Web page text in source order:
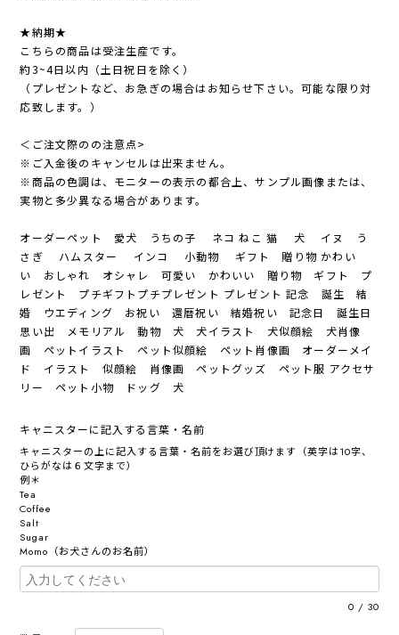
★納期★
こちらの商品は受注生産です。
約3~4日以内（土日祝日を除く）
（プレゼントなど、お急ぎの場合はお知らせ下さい。可能な限り対
応致します。）
＜ご注文際のの注意点>
※ご入金後のキャンセルは出来ません。
※商品の色調は、モニターの表示の都合上、サンプル画像または、
実物と多少異なる場合があります。
オーダーペット 愛犬 うちの子 ネコ ねこ 猫 犬 イヌ う
さぎ ハムスター インコ 小動物 ギフト 贈り物 かわい
い おしゃれ オシャレ 可愛い かわいい 贈り物 ギフト プ
レゼント プチギフトプチプレゼント プレゼント 記念 誕生 結
婚 ウエディング お祝い 還暦祝い 結婚祝い 記念日 誕生日
思い出 メモリアル 動物 犬 犬イラスト 犬似顔絵 犬肖像
画 ペットイラスト ペット似顔絵 ペット肖像画 オーダーメイ
ド イラスト 似顔絵 肖像画 ペットグッズ ペット服 アクセサ
リー ペット小物 ドッグ 犬
キャニスターに記入する言葉・名前
キャニスターの上に記入する言葉・名前をお選び頂けます（英字は10字、
ひらがなは６文字まで）
例＊
Tea
Coffee
Salt
Sugar
Momo（お犬さんのお名前）
0 / 30